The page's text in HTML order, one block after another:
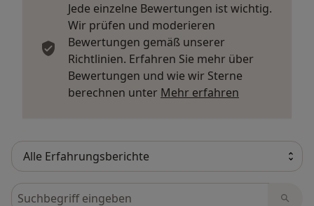
Jede einzelne Bewertungen ist wichtig.
Wir prüfen und moderieren
Bewertungen gemäß unserer
Richtlinien. Erfahren Sie mehr über
Bewertungen und wie wir Sterne
berechnen unter Mehr erfahren
Bewertungen durchsuchen